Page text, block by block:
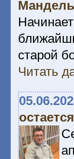
старой
Читать